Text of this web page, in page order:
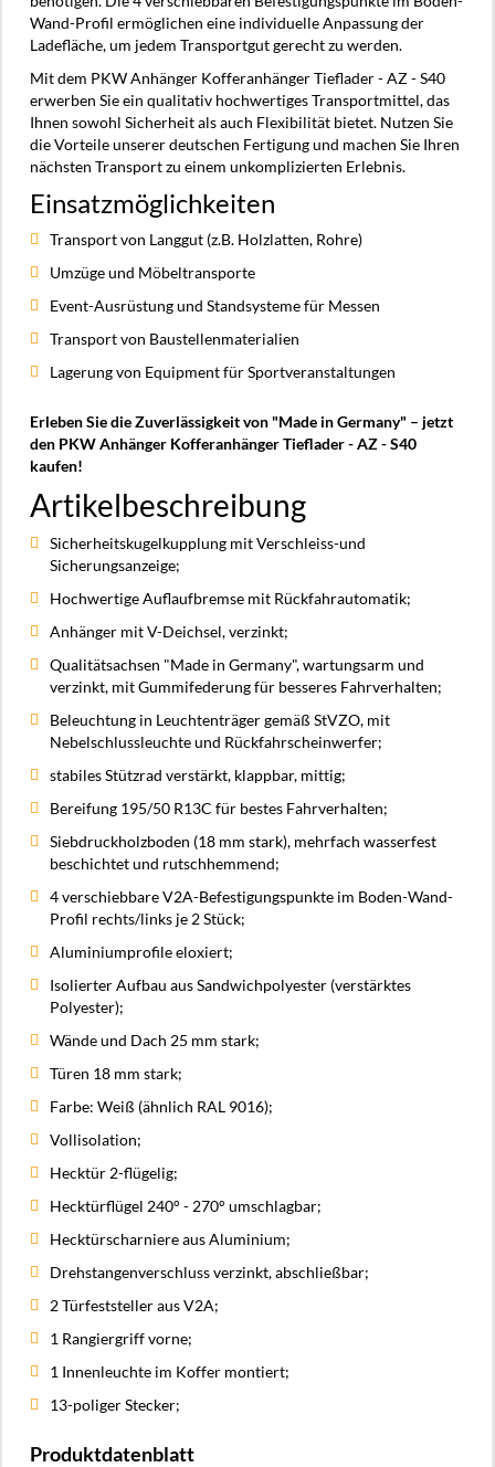
Wand-Profil ermöglichen eine individuelle Anpassung der
Ladefläche, um jedem Transportgut gerecht zu werden.
Mit dem PKW Anhänger Kofferanhänger Tieflader - AZ - S40
erwerben Sie ein qualitativ hochwertiges Transportmittel, das
Ihnen sowohl Sicherheit als auch Flexibilität bietet. Nutzen Sie
die Vorteile unserer deutschen Fertigung und machen Sie Ihren
nächsten Transport zu einem unkomplizierten Erlebnis.
Einsatzmöglichkeiten
Transport von Langgut (z.B. Holzlatten, Rohre)
Umzüge und Möbeltransporte
Event-Ausrüstung und Standsysteme für Messen
Transport von Baustellenmaterialien
Lagerung von Equipment für Sportveranstaltungen
Erleben Sie die Zuverlässigkeit von "Made in Germany" – jetzt
den PKW Anhänger Kofferanhänger Tieflader - AZ - S40
kaufen!
Artikelbeschreibung
Sicherheitskugelkupplung mit Verschleiss-und
Sicherungsanzeige;
Hochwertige Auflaufbremse mit Rückfahrautomatik;
Anhänger mit V-Deichsel, verzinkt;
Qualitätsachsen "Made in Germany", wartungsarm und
verzinkt, mit Gummifederung für besseres Fahrverhalten;
Beleuchtung in Leuchtenträger gemäß StVZO, mit
Nebelschlussleuchte und Rückfahrscheinwerfer;
stabiles Stützrad verstärkt, klappbar, mittig;
Bereifung 195/50 R13C für bestes Fahrverhalten;
Siebdruckholzboden (18 mm stark), mehrfach wasserfest
beschichtet und rutschhemmend;
4 verschiebbare V2A-Befestigungspunkte im Boden-Wand-
Profil rechts/links je 2 Stück;
Aluminiumprofile eloxiert;
Isolierter Aufbau aus Sandwichpolyester (verstärktes
Polyester);
Wände und Dach 25 mm stark;
Türen 18 mm stark;
Farbe: Weiß (ähnlich RAL 9016);
Vollisolation;
Hecktür 2-flügelig;
Hecktürflügel 240° - 270° umschlagbar;
Hecktürscharniere aus Aluminium;
Drehstangenverschluss verzinkt, abschließbar;
2 Türfeststeller aus V2A;
1 Rangiergriff vorne;
1 Innenleuchte im Koffer montiert;
13-poliger Stecker;
Produktdatenblatt